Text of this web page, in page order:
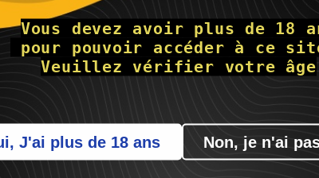
poignée, elle
le soumis lors de
de rôle,
tenant
son pouvoir et
aux ordres et
Vous devez avoir plus de 18
pour pouvoir accéder à ce
Veuillez vérifier votre âge
J'ai plus de 18 ans